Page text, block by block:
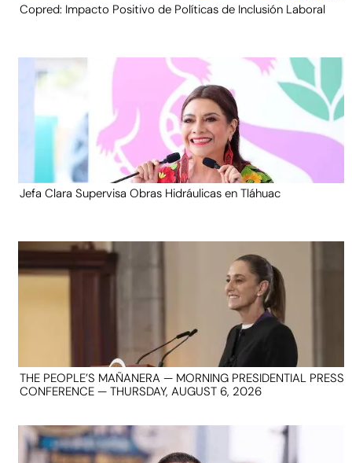
Copred: Impacto Positivo de Políticas de Inclusión Laboral
Jefa Clara Supervisa Obras Hidráulicas en Tláhuac
THE PEOPLE’S MAÑANERA — MORNING PRESIDENTIAL PRESS
CONFERENCE — THURSDAY, AUGUST 6, 2026